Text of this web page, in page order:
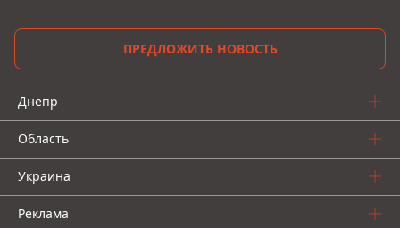
ПРЕДЛОЖИТЬ НОВОСТЬ
Днепр
Область
Украина
Реклама